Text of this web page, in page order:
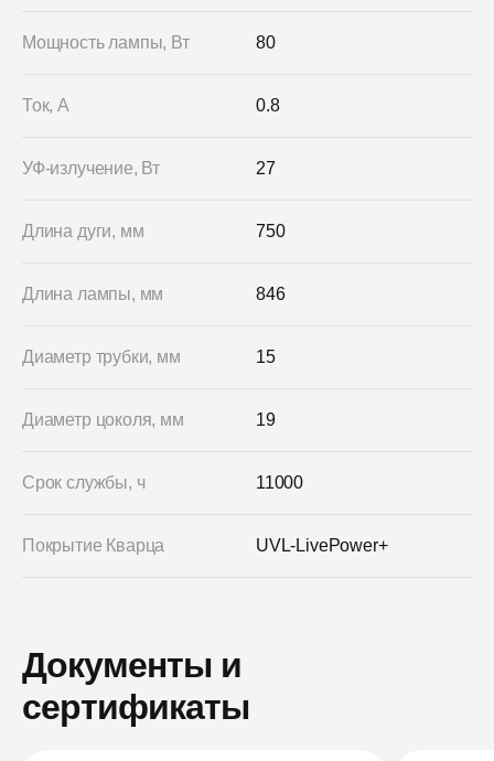
Мощность лампы, Вт 80
Ток, А 0.8
УФ-излучение, Вт 27
Длина дуги, мм 750
Длина лампы, мм 846
Диаметр трубки, мм 15
Диаметр цоколя, мм 19
Срок службы, ч 11000
Покрытие Кварца UVL-LivePower+
Документы и
сертификаты